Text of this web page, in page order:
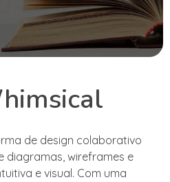
de design colaborativo
diagramas, wireframes e
e visual. Com uma